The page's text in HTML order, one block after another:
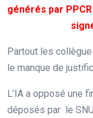
générés par
Partout les
le manque de
L’IA a opposé une
déposés par le